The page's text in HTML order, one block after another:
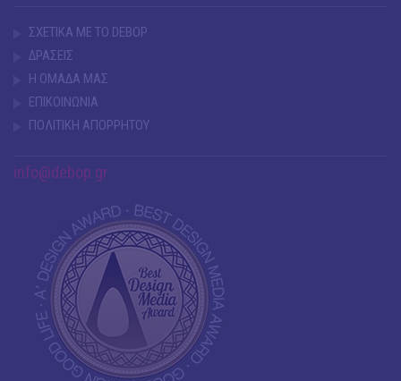
ΣΧΕΤΙΚΑ ΜΕ ΤΟ DEBOP
ΔΡΑΣΕΙΣ
Η ΟΜΑΔΑ ΜΑΣ
ΕΠΙΚΟΙΝΩΝΙΑ
ΠΟΛΙΤΙΚΗ ΑΠΟΡΡΗΤΟΥ
info@debop.gr